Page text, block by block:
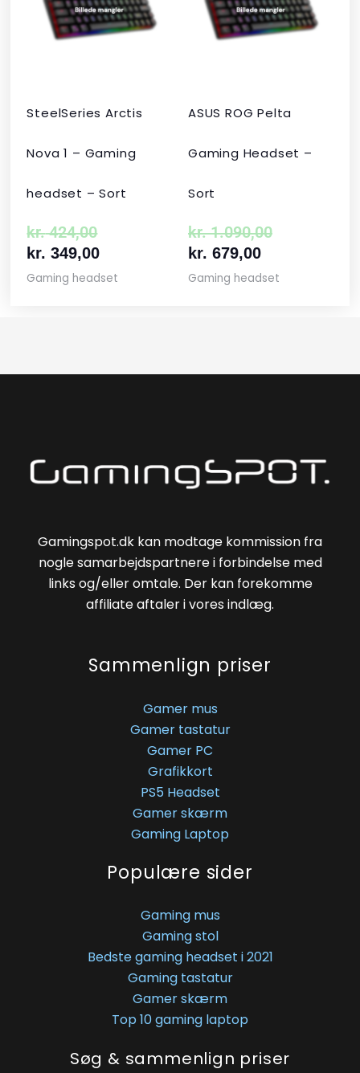
SteelSeries Arctis
Nova 1 – Gaming
headset – Sort
kr.424,00
var:
kr. 424,00.
kr. 349,00
er:
kr. 349,00.
Gaming headset
ASUS ROG Pelta
Gaming Headset –
Sort
kr.1.090,00
var:
kr.
kr. 679,00
er:
kr. 679,00.
Gaming headset
Gamingspot.dk kan modtage kommission fra
nogle samarbejdspartnere i forbindelse med
links og/eller omtale. Der kan forekomme
affiliate aftaler i vores indlæg.
Sammenlign priser
Gamer mus
Gamer tastatur
Gamer PC
Grafikkort
PS5 Headset
Gamer skærm
Gaming Laptop
Populære sider
Gaming mus
Gaming stol
Bedste gaming headset i 2021
Gaming tastatur
Gamer skærm
Top 10 gaming laptop
Søg & sammenlign priser